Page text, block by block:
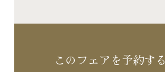
このフェアを予約する